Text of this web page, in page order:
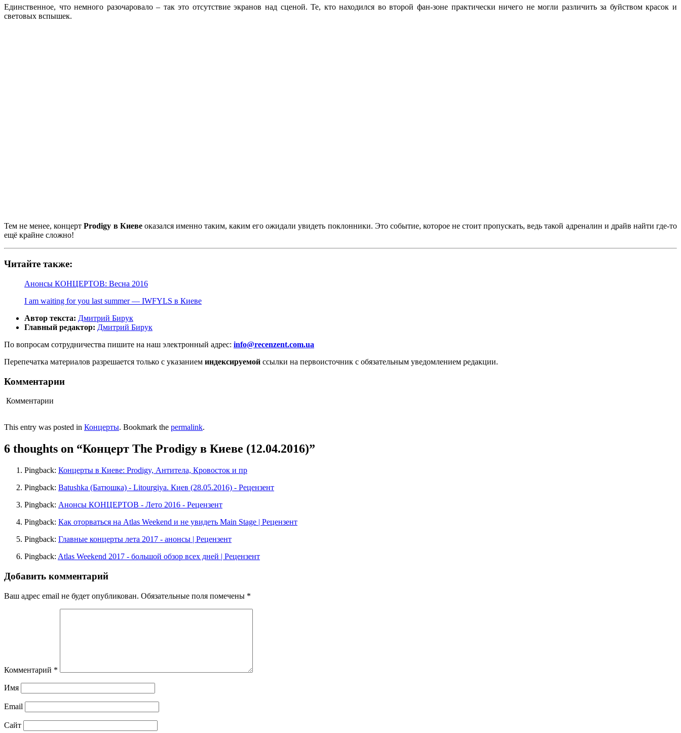
Единственное, что немного разочаровало – так это отсутствие экранов над сценой. Те, кто находился во второй фан-зоне практически ничего не могли различить за буйством красок и
световых вспышек.
Тем не менее, концертProdigy в Киевеоказался именно таким, каким его ожидали увидеть поклонники. Это событие, которое не стоит пропускать, ведь такой адреналин и драйв найти где-то
ещё крайне сложно!
Читайте также:
Анонсы КОНЦЕРТОВ: Весна 2016
I am waiting for you last summer — IWFYLS в Киеве
Автор текста: Дмитрий Бирук
Главный редактор: Дмитрий Бирук
По вопросам сотрудничества пишите на наш электронный адрес: info@recenzent.com.ua
Перепечатка материалов разрешается только с указанием индексируемой ссылки на первоисточник с обязательным уведомлением редакции.
Комментарии
Комментарии
This entry was posted in Концерты. Bookmark the permalink.
6 thoughts on “Концерт The Prodigy в Киеве (12.04.2016)”
Pingback: Концерты в Киеве: Prodigy, Антитела, Кровосток и пр
Pingback: Batushka (Батюшка) - Litourgiya. Киев (28.05.2016) - Рецензент
Pingback: Анонсы КОНЦЕРТОВ - Лето 2016 - Рецензент
Pingback: Как оторваться на Atlas Weekend и не увидеть Main Stage | Рецензент
Pingback: Главные концерты лета 2017 - анонсы | Рецензент
Pingback: Atlas Weekend 2017 - большой обзор всех дней | Рецензент
Добавить комментарий
Ваш адрес email не будет опубликован. Обязательные поля помечены *
Комментарий *
Имя
Email
Сайт